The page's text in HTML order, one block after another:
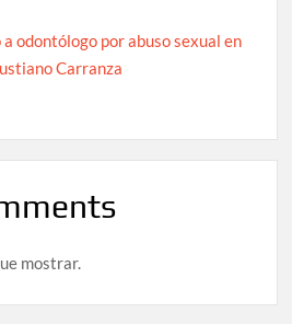
odontólogo por abuso sexual en
Carranza
mostrar.